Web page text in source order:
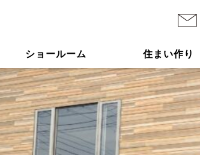
ショールーム 住まい作り